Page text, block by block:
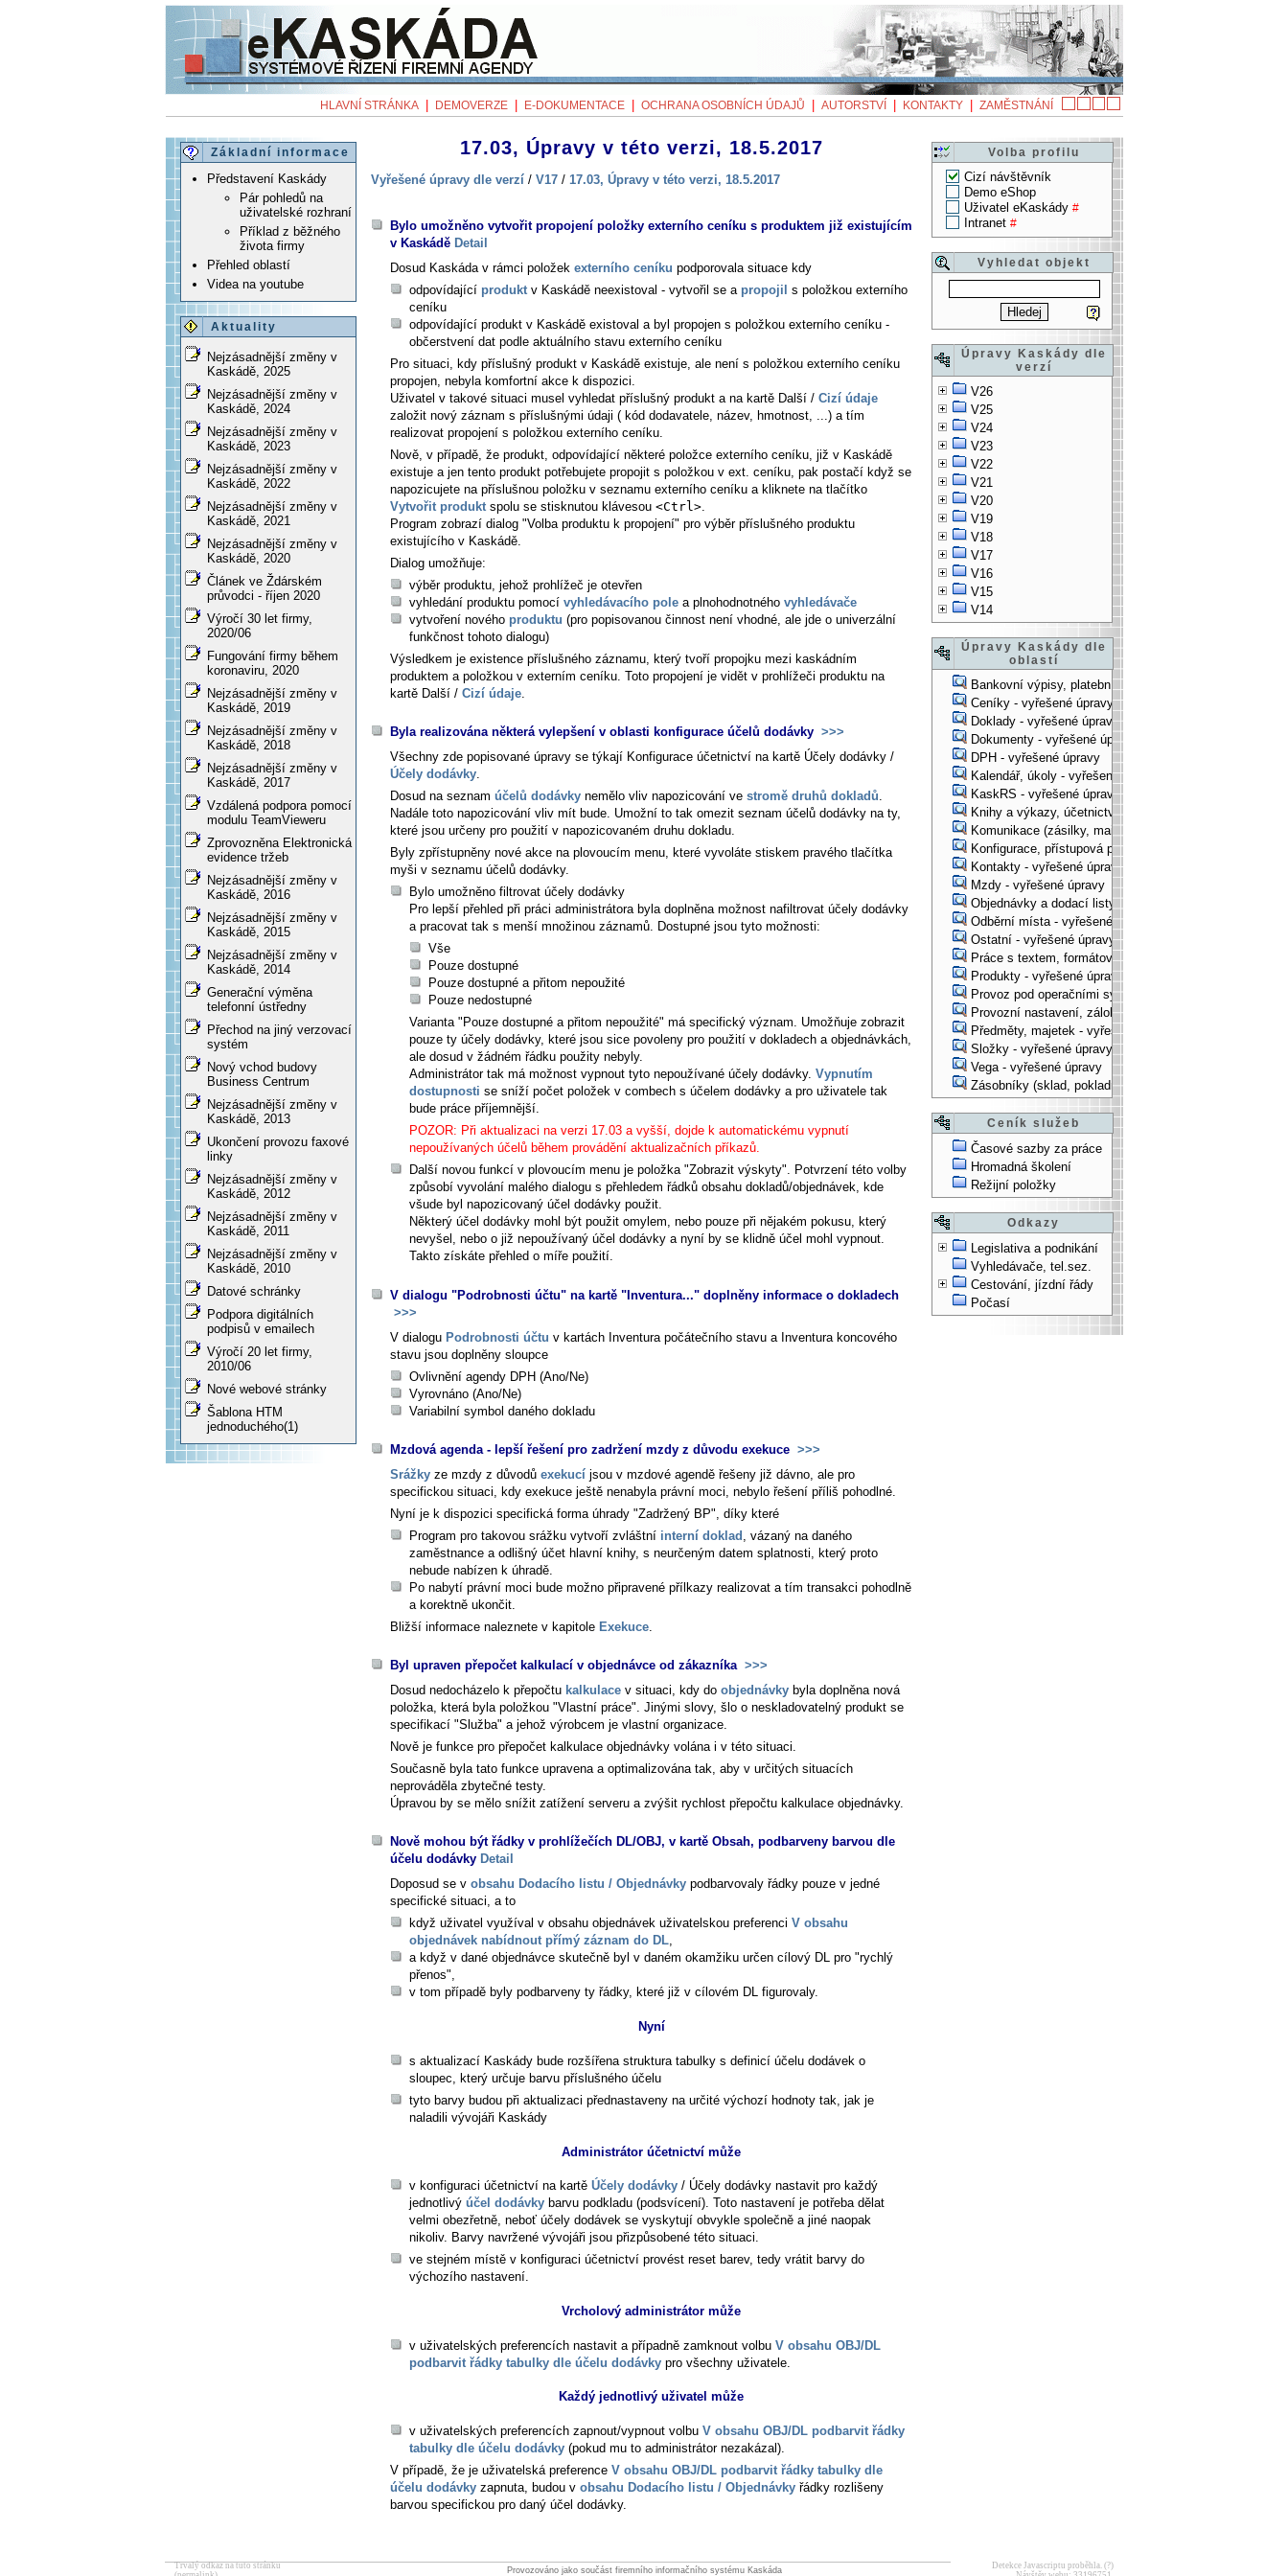
HLAVNÍ STRÁNKA DEMOVERZE E-DOKUMENTACE OCHRANA OSOBNÍCH ÚDAJŮ AUTORSTVÍ KONTAKTY ZAMĚSTNÁNÍ
Základní informace
Představení Kaskády
Pár pohledů na
uživatelské rozhraní
Příklad z běžného
života firmy
Přehled oblastí
Videa na youtube
Aktuality
Nejzásadnější změny v
Kaskádě, 2025
Nejzásadnější změny v
Kaskádě, 2024
Nejzásadnější změny v
Kaskádě, 2023
Nejzásadnější změny v
Kaskádě, 2022
Nejzásadnější změny v
Kaskádě, 2021
Nejzásadnější změny v
Kaskádě, 2020
Článek ve Ždárském
průvodci - říjen 2020
Výročí 30 let firmy,
2020/06
Fungování firmy během
koronaviru, 2020
Nejzásadnější změny v
Kaskádě, 2019
Nejzásadnější změny v
Kaskádě, 2018
Nejzásadnější změny v
Kaskádě, 2017
Vzdálená podpora pomocí
modulu TeamVieweru
Zprovozněna Elektronická
evidence tržeb
Nejzásadnější změny v
Kaskádě, 2016
Nejzásadnější změny v
Kaskádě, 2015
Nejzásadnější změny v
Kaskádě, 2014
Generační výměna
telefonní ústředny
Přechod na jiný verzovací
systém
Nový vchod budovy
Business Centrum
Nejzásadnější změny v
Kaskádě, 2013
Ukončení provozu faxové
linky
Nejzásadnější změny v
Kaskádě, 2012
Nejzásadnější změny v
Kaskádě, 2011
Nejzásadnější změny v
Kaskádě, 2010
Datové schránky
Podpora digitálních
podpisů v emailech
Výročí 20 let firmy,
2010/06
Nové webové stránky
Šablona HTM
jednoduchého(1)
Volba profilu
Cizí návštěvník
Demo eShop
Uživatel eKaskády #
Intranet #
Vyhledat objekt
Úpravy Kaskády dle
verzí
V26
V25
V24
V23
V22
V21
V20
V19
V18
V17
V16
V15
V14
Úpravy Kaskády dle
oblastí
Bankovní výpisy, platební příkazy - vyřešené úpravy
Ceníky - vyřešené úpravy
Doklady - vyřešené úpravy
Dokumenty - vyřešené úpravy
DPH - vyřešené úpravy
Kalendář, úkoly - vyřešené úpravy
KaskRS - vyřešené úpravy
Knihy a výkazy, účetnictví - vyřešené úpravy
Komunikace (zásilky, mail-systém, ...) - vyřešené úpravy
Konfigurace, přístupová práva, ... - vyřešené úpravy
Kontakty - vyřešené úpravy
Mzdy - vyřešené úpravy
Objednávky a dodací listy - vyřešené úpravy
Odběrní místa - vyřešené úpravy
Ostatní - vyřešené úpravy
Práce s textem, formátování, ... - vyřešené úpravy
Produkty - vyřešené úpravy
Provoz pod operačními systémy, technologické věci -
Provozní nastavení, zálohování, instalace, ... -
Předměty, majetek - vyřešené úpravy
Složky - vyřešené úpravy
Vega - vyřešené úpravy
Zásobníky (sklad, pokladna, bank. účet) - vyřešené
Ceník služeb
Časové sazby za práce
Hromadná školení
Režijní položky
Odkazy
Legislativa a podnikání
Vyhledávače, tel.sez.
Cestování, jízdní řády
Počasí
17.03, Úpravy v této verzi, 18.5.2017
Vyřešené úpravy dle verzí / V17 / 17.03, Úpravy v této verzi, 18.5.2017
Bylo umožněno vytvořit propojení položky externího ceníku s produktem již existujícím
v Kaskádě Detail
Dosud Kaskáda v rámci položek externího ceníku podporovala situace kdy
odpovídající produktv Kaskádě neexistoval - vytvořil se a propojil s položkou externího
ceníku
odpovídající produkt v Kaskádě existoval a byl propojen s položkou externího ceníku -
občerstvení dat podle aktuálního stavu externího ceníku
Pro situaci, kdy příslušný produkt v Kaskádě existuje, ale není s položkou externího ceníku
propojen, nebyla komfortní akce k dispozici.
Uživatel v takové situaci musel vyhledat příslušný produkt a na kartě Další / Cizí údaje
založit nový záznam s příslušnými údaji ( kód dodavatele, název, hmotnost, ...) a tím
realizovat propojení s položkou externího ceníku.
Nově, v případě, že produkt, odpovídající některé položce externího ceníku, již v Kaskádě
existuje a jen tento produkt potřebujete propojit s položkou v ext. ceníku, pak postačí když se
napozicujete na příslušnou položku v seznamu externího ceníku a kliknete na tlačítko
Vytvořit produktspolu se stisknutou klávesou <Ctrl>.
Program zobrazí dialog "Volba produktu k propojení" pro výběr příslušného produktu
existujícího v Kaskádě.
Dialog umožňuje:
výběr produktu, jehož prohlížeč je otevřen
vyhledání produktu pomocí vyhledávacího pole a plnohodnotného vyhledávače
vytvoření nového produktu (pro popisovanou činnost není vhodné, ale jde o univerzální
funkčnost tohoto dialogu)
Výsledkem je existence příslušného záznamu, který tvoří propojku mezi kaskádním
produktem a položkou v externím ceníku. Toto propojení je vidět v prohlížeči produktu na
kartě Další / Cizí údaje.
Byla realizována některá vylepšení v oblasti konfigurace účelů dodávky >>>
Všechny zde popisované úpravy se týkají Konfigurace účetnictví na kartě Účely dodávky /
Účely dodávky.
Dosud na seznam účelů dodávky nemělo vliv napozicování ve stromě druhů dokladů.
Nadále toto napozicování vliv mít bude. Umožní to tak omezit seznam účelů dodávky na ty,
které jsou určeny pro použití v napozicovaném druhu dokladu.
Byly zpřístupněny nové akce na plovoucím menu, které vyvoláte stiskem pravého tlačítka
myši v seznamu účelů dodávky.
Bylo umožněno filtrovat účely dodávky
Pro lepší přehled při práci administrátora byla doplněna možnost nafiltrovat účely dodávky
a pracovat tak s menší množinou záznamů. Dostupné jsou tyto možnosti:
Vše
Pouze dostupné
Pouze dostupné a přitom nepoužité
Pouze nedostupné
Varianta "Pouze dostupné a přitom nepoužité" má specifický význam. Umožňuje zobrazit
pouze ty účely dodávky, které jsou sice povoleny pro použití v dokladech a objednávkách,
ale dosud v žádném řádku použity nebyly.
Administrátor tak má možnost vypnout tyto nepoužívané účely dodávky. Vypnutím
dostupnosti se sníží počet položek v combech s účelem dodávky a pro uživatele tak
bude práce příjemnější.
POZOR: Při aktualizaci na verzi 17.03 a vyšší, dojde k automatickému vypnutí
nepoužívaných účelů během provádění aktualizačních příkazů.
Další novou funkcí v plovoucím menu je položka "Zobrazit výskyty". Potvrzení této volby
způsobí vyvolání malého dialogu s přehledem řádků obsahu dokladů/objednávek, kde
všude byl napozicovaný účel dodávky použit.
Některý účel dodávky mohl být použit omylem, nebo pouze při nějakém pokusu, který
nevyšel, nebo o již nepoužívaný účel dodávky a nyní by se klidně účel mohl vypnout.
Takto získáte přehled o míře použití.
V dialogu "Podrobnosti účtu" na kartě "Inventura..." doplněny informace o dokladech
>>>
V dialogu Podrobnosti účtu v kartách Inventura počátečního stavu a Inventura koncového
stavu jsou doplněny sloupce
Ovlivnění agendy DPH (Ano/Ne)
Vyrovnáno (Ano/Ne)
Variabilní symbol daného dokladu
Mzdová agenda - lepší řešení pro zadržení mzdy z důvodu exekuce >>>
Srážky ze mzdy z důvodů exekucí jsou v mzdové agendě řešeny již dávno, ale pro
specifickou situaci, kdy exekuce ještě nenabyla právní moci, nebylo řešení příliš pohodlné.
Nyní je k dispozici specifická forma úhrady "Zadržený BP", díky které
Program pro takovou srážku vytvoří zvláštní interní doklad
, vázaný na daného
zaměstnance a odlišný účet hlavní knihy, s neurčeným datem splatnosti, který proto
nebude nabízen k úhradě.
Po nabytí právní moci bude možno připravené přílkazy realizovat a tím transakci pohodlně
a korektně ukončit.
Bližší informace naleznete v kapitole Exekuce
Byl upraven přepočet kalkulací v objednávce od zákazníka >>>
Dosud nedocházelo k přepočtu kalkulace v situaci, kdy do objednávky byla doplněna nová
položka, která byla položkou "Vlastní práce". Jinými slovy, šlo o neskladovatelný produkt se
specifikací "Služba" a jehož výrobcem je vlastní organizace.
Nově je funkce pro přepočet kalkulace objednávky volána i v této situaci.
Současně byla tato funkce upravena a optimalizována tak, aby v určitých situacích
neprováděla zbytečné testy.
Úpravou by se mělo snížit zatížení serveru a zvýšit rychlost přepočtu kalkulace objednávky.
Nově mohou být řádky v prohlížečích DL/OBJ, v kartě Obsah, podbarveny barvou dle
účelu dodávky Detail
Doposud se v obsahu Dodacího listu / Objednávky podbarvovaly řádky pouze v jedné
specifické situaci, a to
když uživatel využíval v obsahu objednávek uživatelskou preferenci V obsahu
objednávek nabídnout přímý záznam do DL,
a když v dané objednávce skutečně byl v daném okamžiku určen cílový DL pro "rychlý
přenos",
v tom případě byly podbarveny ty řádky, které již v cílovém DL figurovaly.
Nyní
s aktualizací Kaskády bude rozšířena struktura tabulky s definicí účelu dodávek o
sloupec, který určuje barvu příslušného účelu
tyto barvy budou při aktualizaci přednastaveny na určité výchozí hodnoty tak, jak je
naladili vývojáři Kaskády
Administrátor účetnictví může
v konfiguraci účetnictví na kartě Účely dodávky / Účely dodávky nastavit pro každý
jednotlivý účel dodávky barvu podkladu (podsvícení). Toto nastavení je potřeba dělat
velmi obezřetně, neboť účely dodávek se vyskytují obvykle společně a jiné naopak
nikoliv. Barvy navržené vývojáři jsou přizpůsobené této situaci.
ve stejném místě v konfiguraci účetnictví provést reset barev, tedy vrátit barvy do
výchozího nastavení.
Vrcholový administrátor může
v uživatelských preferencích nastavit a případně zamknout volbu V obsahu OBJ/DL
podbarvit řádky tabulky dle účelu dodávky pro všechny uživatele.
Každý jednotlivý uživatel může
v uživatelských preferencích zapnout/vypnout volbu V obsahu OBJ/DL podbarvit řádky
tabulky dle účelu dodávky (pokud mu to administrátor nezakázal).
V případě, že je uživatelská preference V obsahu OBJ/DL podbarvit řádky tabulky dle
účelu dodávky zapnuta, budou v obsahu Dodacího listu / Objednávky řádky rozlišeny
barvou specifickou pro daný účel dodávky.
Provozováno jako součást firemního informačního systému Kaskáda
Trvalý odkaz na tuto stránku
Detekce Javascriptu proběhla. (?)